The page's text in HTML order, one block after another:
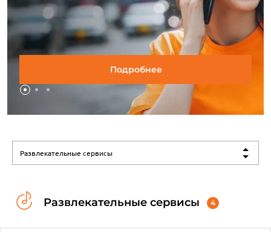
Подробнее
Развлекательные сервисы
Развлекательные сервисы 4